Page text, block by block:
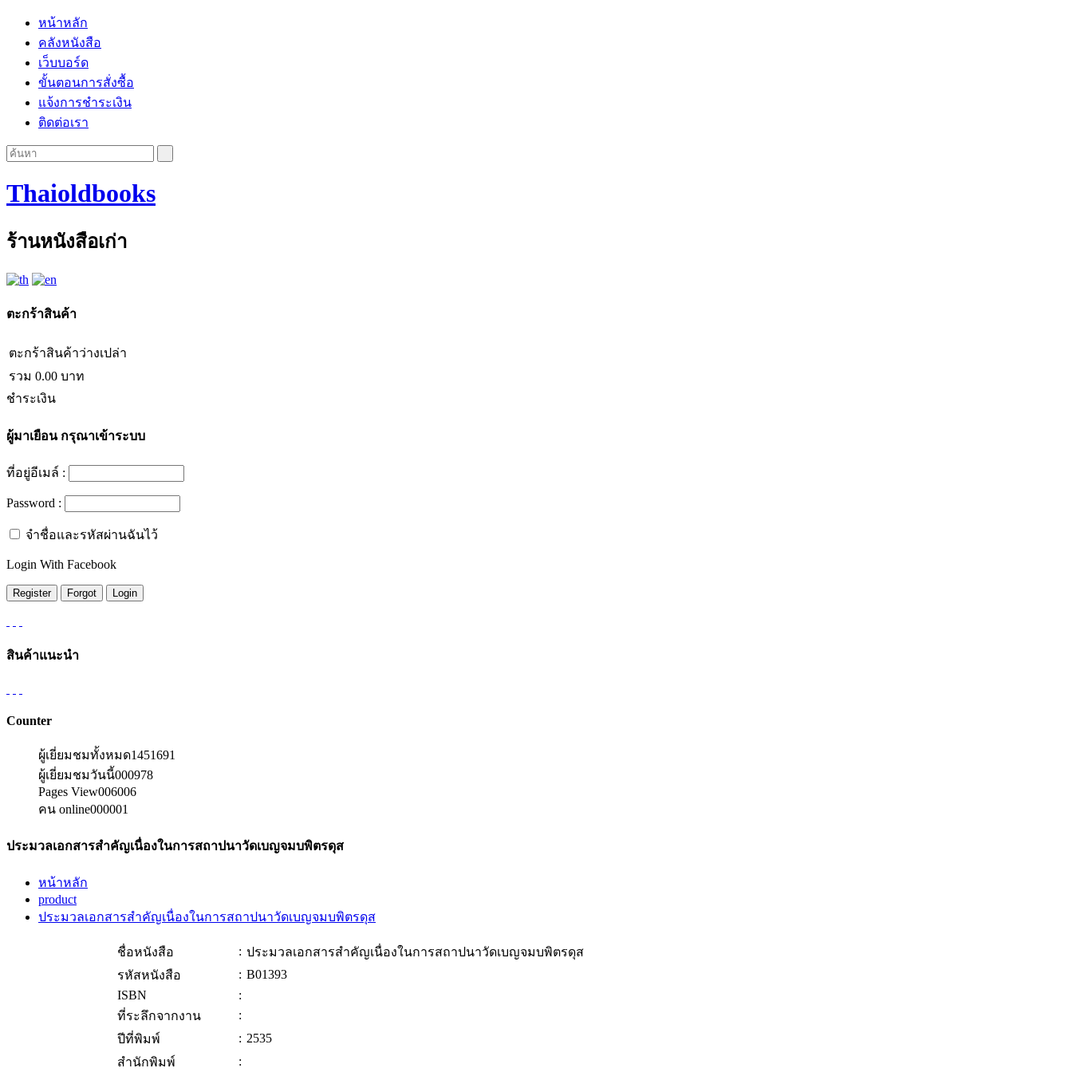
หน้าหลัก
คลังหนังสือ
เว็บบอร์ด
ขั้นตอนการสั่งซื้อ
แจ้งการชำระเงิน
ติดต่อเรา
Thaioldbooks
ร้านหนังสือเก่า
ตะกร้าสินค้า
ตะกร้าสินค้าว่างเปล่า
รวม 0.00 บาท
ชำระเงิน
ผู้มาเยือนกรุณาเข้าระบบ
ที่อยู่อีเมล์ :
Password :
จำชื่อและรหัสผ่านฉันไว้
Login With Facebook
สินค้าแนะนำ
Counter
ผู้เยี่ยมชมทั้งหมด1451691
ผู้เยี่ยมชมวันนี้000978
Pages View006006
คน online000001
ประมวลเอกสารสำคัญเนื่องในการสถาปนาวัดเบญจมบพิตรดุส
หน้าหลัก
product
ประมวลเอกสารสำคัญเนื่องในการสถาปนาวัดเบญจมบพิตรดุส
ชื่อหนังสือ : ประมวลเอกสารสำคัญเนื่องในการสถาปนาวัดเบญจมบพิตรดุส
รหัสหนังสือ
: B01393
ISBN
:
ที่ระลึกจากงาน
:
ปีที่พิมพ์
: 2535
สำนักพิมพ์
: